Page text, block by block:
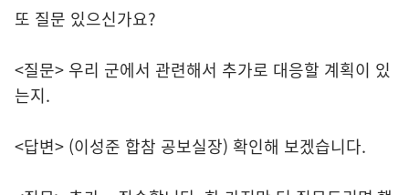
또 질문 있으신가요?
<질문> 우리 군에서 관련해서 추가로 대응할 계획이 있
는지.
<답변> (이성준 합참 공보실장) 확인해 보겠습니다.